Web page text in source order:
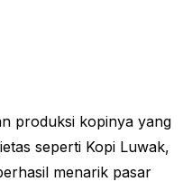
produksi kopinya yang
seperti Kopi Luwak,
menarik pasar